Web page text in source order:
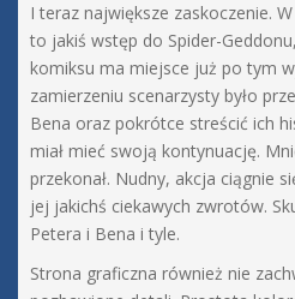
I teraz największe zaskoczenie.
to jakiś wstęp do Spider-
komiksu ma miejsce już po tym
zamierzeniu scenarzysty było
Bena oraz pokrótce streścić ich
miał mieć swoją kontynuację.
przekonał. Nudny, akcja ciągnie
jej jakichś ciekawych zwrotów.
Petera i Bena i tyle.
Strona graficzna również nie